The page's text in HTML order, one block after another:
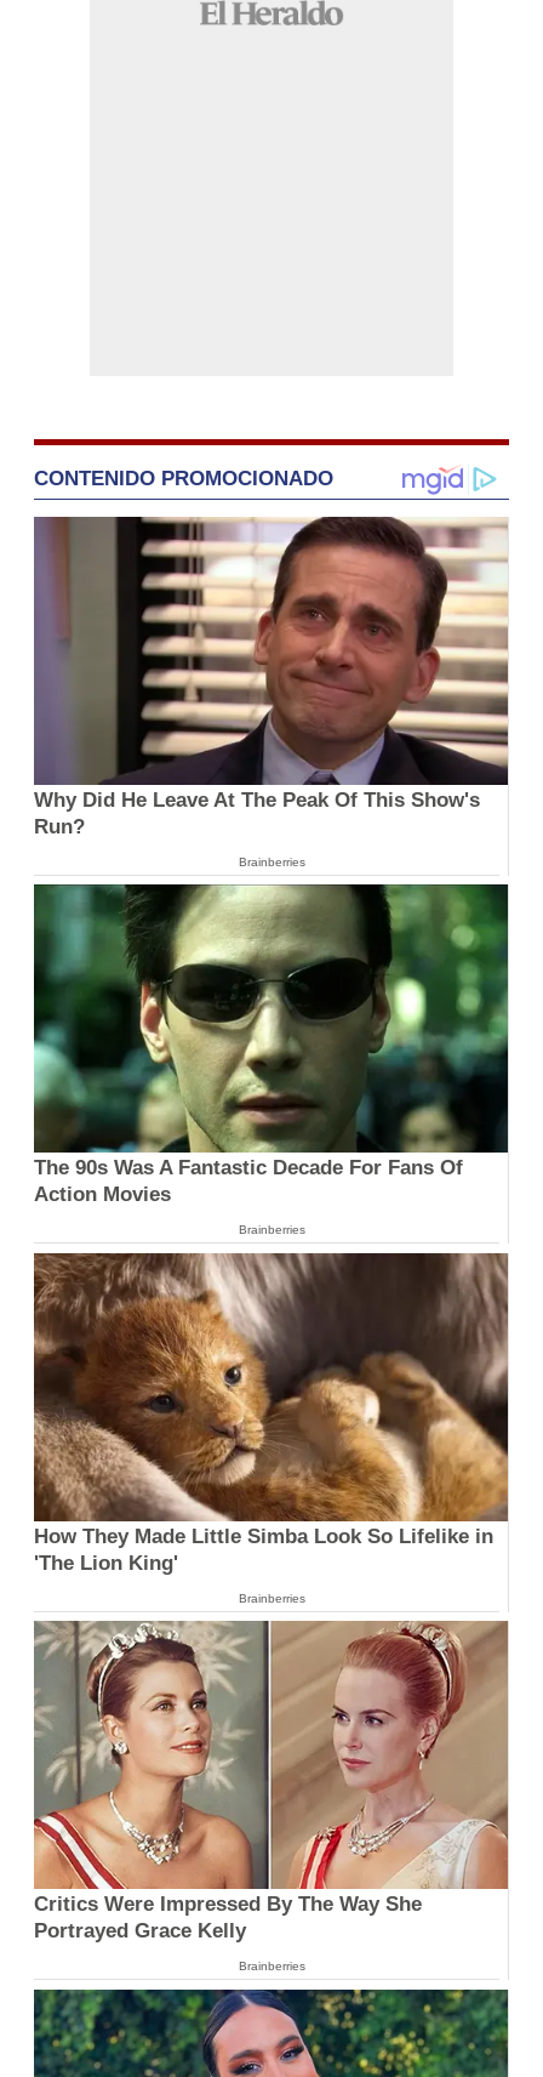
CONTENIDO PROMOCIONADO
Why Did He Leave At The Peak Of This Show's
Run?
Brainberries
The 90s Was A Fantastic Decade For Fans Of
Action Movies
Brainberries
How They Made Little Simba Look So Lifelike in
'The Lion King'
Brainberries
Critics Were Impressed By The Way She
Portrayed Grace Kelly
Brainberries